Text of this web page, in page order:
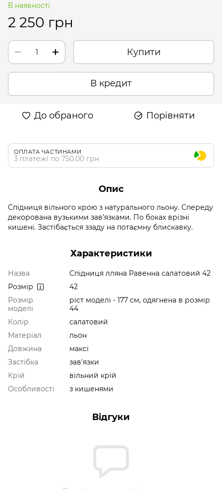
В наявності
2 250 грн
Купити
В кредит
До обраного Порівняти
ОПЛАТА ЧАСТИНАМИ
3 платежі по 750.00 грн
Опис
Спідниця вільного крою з натурального льону. Спереду
декорована вузькими зав’язками. По боках врізні
кишені. Застібається ззаду на потаємну блискавку.
Характеристики
Назва
Спідниця лляна Равенна салатовий 42
Розмір
42
Розмір
моделі
ріст моделі - 177 см, одягнена в розмір
44
Колір
салатовий
Матеріал
льон
Довжина
максі
Застібка
зав'язки
Крій
вільний крій
Особливості
з кишенями
Відгуки